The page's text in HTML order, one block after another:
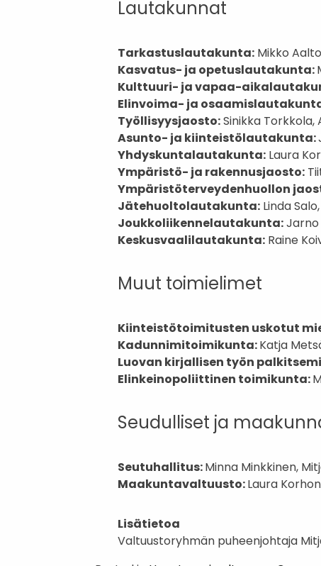
Lautakunnat
Tarkastuslautakunta: Mikko
Kasvatus- ja opetuslautakunta:
Kulttuuri- ja vapaa-
Elinvoima- ja
Työllisyysjaosto: Sinikka Torkkola,
Asunto- ja kiinteistölautakunta:
Yhdyskuntalautakunta: Laura
Ympäristö- ja rakennusjaosto:
Ympäristöterveydenhuollon
Jätehuoltolautakunta: Linda
Joukkoliikennelautakunta: Jarno
Keskusvaalilautakunta: Raine
Muut toimielimet
Kiinteistötoimitusten uskotut
Kadunnimitoimikunta: Katja
Luovan kirjallisen työn
Elinkeinopoliittinen toimikunta:
Seudulliset ja
Seutuhallitus: Minna Minkkinen,
Maakuntavaltuusto: Laura
Lisätietoa
Valtuustoryhmän puheenjohtaja